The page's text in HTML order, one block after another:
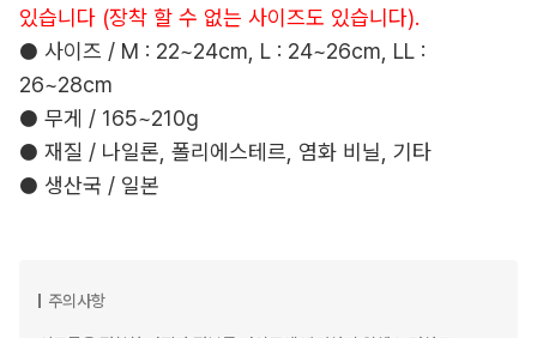
있습니다 (장착 할 수 없는 사이즈도 있습니다).
● 사이즈 / M : 22~24cm, L : 24~26cm, LL :
26~28cm
● 무게 / 165~210g
● 재질 / 나일론, 폴리에스테르, 염화 비닐, 기타
● 생산국 / 일본
주의사항